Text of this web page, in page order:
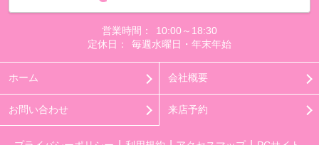
営業時間：
10:00～18:30
定休日：
毎週水曜日・年末年始
ホーム 会社概要
お問い合わせ 来店予約